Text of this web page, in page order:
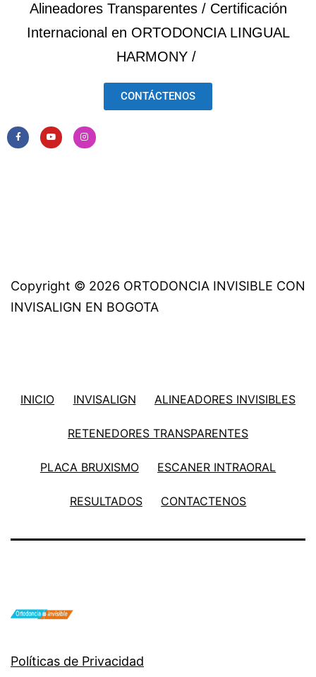
Alineadores Transparentes / Certificación
Internacional en ORTODONCIA LINGUAL
HARMONY /
CONTÁCTENOS
Copyright © 2026 ORTODONCIA INVISIBLE CON
INVISALIGN EN BOGOTA
INICIO INVISALIGN ALINEADORES INVISIBLES
RETENEDORES TRANSPARENTES
PLACA BRUXISMO ESCANER INTRAORAL
RESULTADOS CONTACTENOS
Políticas de Privacidad